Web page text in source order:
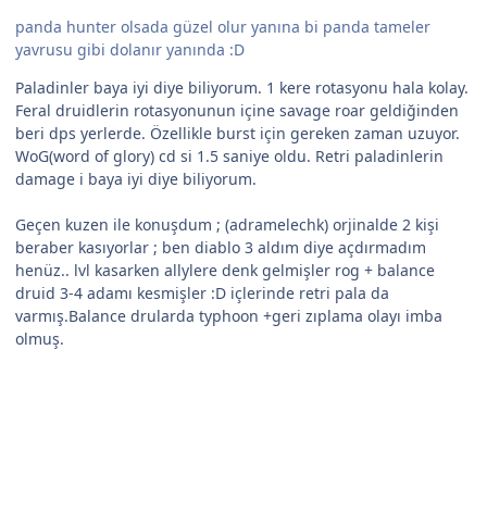
panda hunter olsada güzel olur yanına bi panda tameler
yavrusu gibi dolanır yanında :D
Paladinler baya iyi diye biliyorum. 1 kere rotasyonu hala kolay.
Feral druidlerin rotasyonunun içine savage roar geldiğinden
beri dps yerlerde. Özellikle burst için gereken zaman uzuyor.
WoG(word of glory) cd si 1.5 saniye oldu. Retri paladinlerin
damage i baya iyi diye biliyorum.
Geçen kuzen ile konuşdum ; (adramelechk) orjinalde 2 kişi
beraber kasıyorlar ; ben diablo 3 aldım diye açdırmadım
henüz.. lvl kasarken allylere denk gelmişler rog + balance
druid 3-4 adamı kesmişler :D içlerinde retri pala da
varmış.Balance drularda typhoon +geri zıplama olayı imba
olmuş.